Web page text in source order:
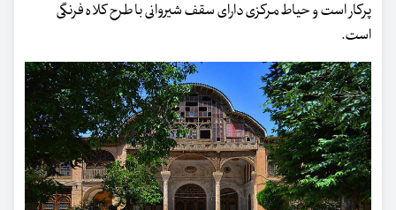
پرکار است و حیاط مرکزی دارای سقف شیروانی با طرح کلاه فرنگی
است.